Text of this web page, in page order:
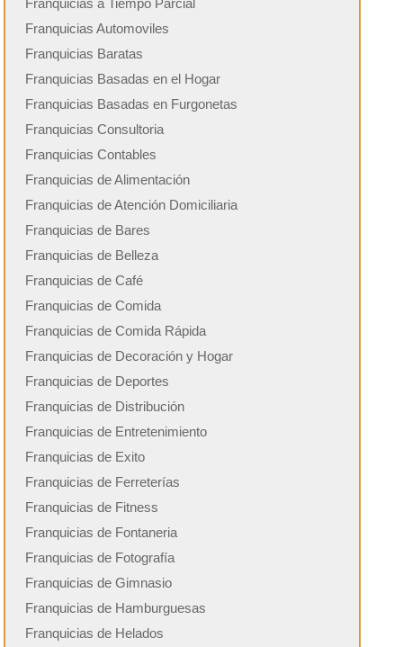
Franquicias Automoviles
Franquicias Baratas
Franquicias Basadas en el Hogar
Franquicias Basadas en Furgonetas
Franquicias Consultoria
Franquicias Contables
Franquicias de Alimentación
Franquicias de Atención Domiciliaria
Franquicias de Bares
Franquicias de Belleza
Franquicias de Café
Franquicias de Comida
Franquicias de Comida Rápida
Franquicias de Decoración y Hogar
Franquicias de Deportes
Franquicias de Distribución
Franquicias de Entretenimiento
Franquicias de Exito
Franquicias de Ferreterías
Franquicias de Fitness
Franquicias de Fontaneria
Franquicias de Fotografía
Franquicias de Gimnasio
Franquicias de Hamburguesas
Franquicias de Helados